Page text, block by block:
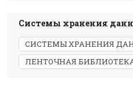
Системы хранения
СИСТЕМЫ ХРАНЕНИЯ
ЛЕНТОЧНАЯ